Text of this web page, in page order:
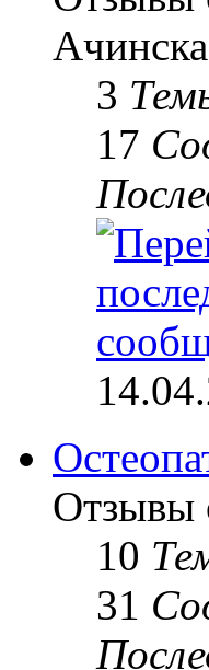
3
17
Отзывы
10
31